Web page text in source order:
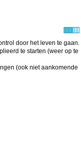
door het leven te gaan.
te starten (weer op te
(ook niet aankomende